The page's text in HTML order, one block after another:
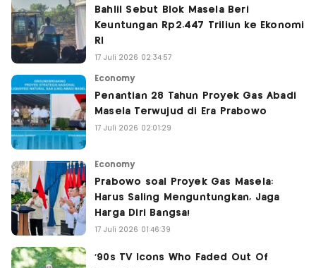
Bahlil Sebut Blok Masela Beri
Keuntungan Rp2.447 Triliun ke Ekonomi
RI
17 Juli 2026 02:34:57
Economy
Penantian 28 Tahun Proyek Gas Abadi
Masela Terwujud di Era Prabowo
17 Juli 2026 02:01:29
Economy
Prabowo soal Proyek Gas Masela:
Harus Saling Menguntungkan, Jaga
Harga Diri Bangsa!
17 Juli 2026 01:46:39